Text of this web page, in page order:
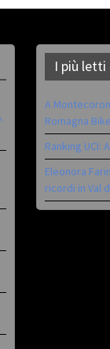
I più
A
Romagna
Ranking UCI:
Eleonora
ricordi in Val